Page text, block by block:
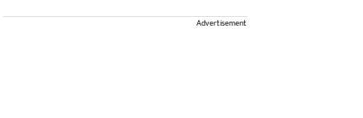
Advertisement